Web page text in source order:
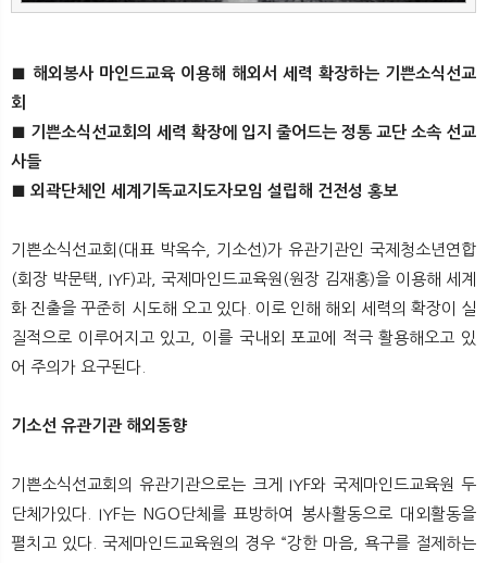
■ 해외봉사 마인드교육 이용해 해외서 세력 확장하는 기쁜소식선교
회
■ 기쁜소식선교회의 세력 확장에 입지 줄어드는 정통 교단 소속 선교
사들
■ 외곽단체인 세계기독교지도자모임 설립해 건전성 홍보
기쁜소식선교회(대표 박옥수, 기소선)가 유관기관인 국제청소년연합
(회장 박문택, IYF)과, 국제마인드교육원(원장 김재홍)을 이용해 세계
화 진출을 꾸준히 시도해 오고 있다. 이로 인해 해외 세력의 확장이 실
질적으로 이루어지고 있고, 이를 국내외 포교에 적극 활용해오고 있
어 주의가 요구된다.
기소선 유관기관 해외동향
기쁜소식선교회의 유관기관으로는 크게 IYF와 국제마인드교육원 두
단체가있다. IYF는 NGO단체를 표방하여 봉사활동으로 대외활동을
펼치고 있다. 국제마인드교육원의 경우 “강한 마음, 욕구를 절제하는